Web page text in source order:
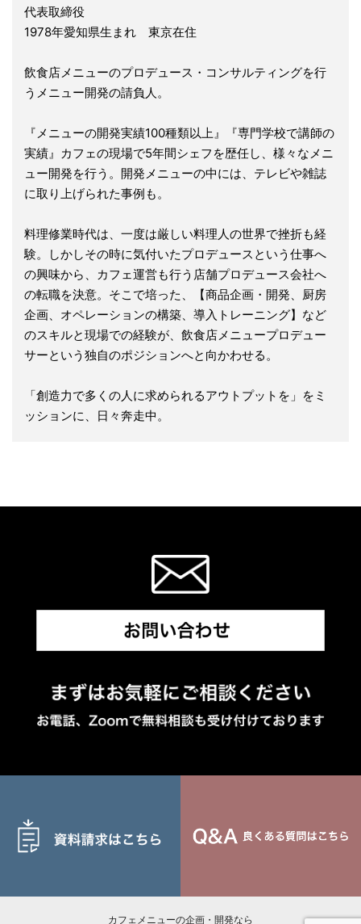
代表取締役
1978年愛知県生まれ 東京在住
飲食店メニューのプロデュース・コンサルティングを行
うメニュー開発の請負人。
『メニューの開発実績100種類以上』『専門学校で講師の
実績』カフェの現場で5年間シェフを歴任し、様々なメニ
ュー開発を行う。開発メニューの中には、テレビや雑誌
に取り上げられた事例も。
料理修業時代は、一度は厳しい料理人の世界で挫折も経
験。しかしその時に気付いたプロデュースという仕事へ
の興味から、カフェ運営も行う店舗プロデュース会社へ
の転職を決意。そこで培った、【商品企画・開発、厨房
企画、オペレーションの構築、導入トレーニング】など
のスキルと現場での経験が、飲食店メニュープロデュー
サーという独自のポジションへと向かわせる。
「創造力で多くの人に求められるアウトプットを」をミ
ッションに、日々奔走中。
カフェメニューの企画・開発なら